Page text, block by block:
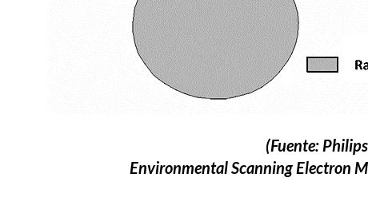
(Fuente:
Environmental Scanning Electron